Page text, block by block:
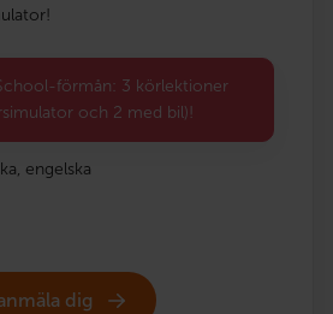
förmån: 3 körlektioner
och 2 med bil)!
engelska
dig